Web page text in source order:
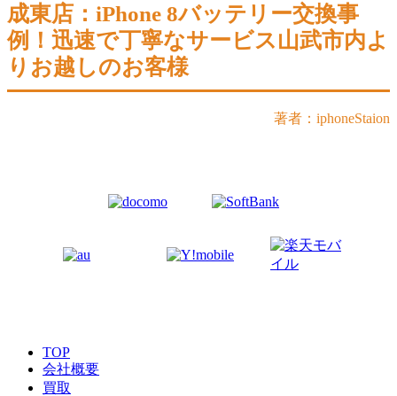
成東店：iPhone 8バッテリー交換事
例！迅速で丁寧なサービス山武市内よ
りお越しのお客様
著者：iphoneStaion
TOP
会社概要
買取